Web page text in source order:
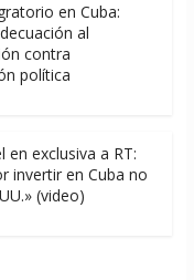
en Cuba:
al
contra
política
en exclusiva a RT:
invertir en Cuba no
(video)